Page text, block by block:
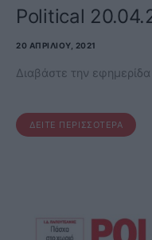
Political
20 ΑΠΡΙΛΊΟΥ, 2021
Διαβάστε την
ΔΕΊΤΕ ΠΕΡΙΣΣΌΤΕΡΑ